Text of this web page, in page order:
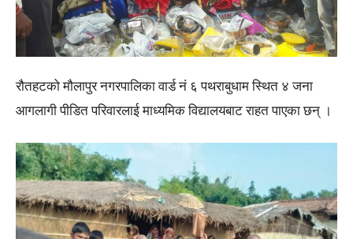
रौतहटको मौलापुर नगरपालिका वार्ड नं ६ पथराबुधाम स्थित ४ जना
आगलागी पीडित परिवारलाई माध्यमिक विद्यालयबाट राहत पाएका छन् ।